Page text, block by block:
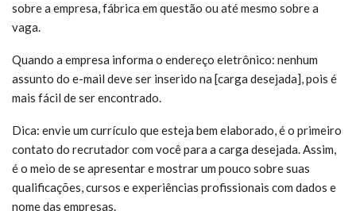
sobre a empresa, fábrica em questão ou até mesmo sobre a
vaga.
Quando a empresa informa o endereço eletrônico: nenhum
assunto do e-mail deve ser inserido na [carga desejada], pois é
mais fácil de ser encontrado.
Dica: envie um currículo que esteja bem elaborado, é o primeiro
contato do recrutador com você para a carga desejada. Assim,
é o meio de se apresentar e mostrar um pouco sobre suas
qualificações, cursos e experiências profissionais com dados e
nome das empresas.